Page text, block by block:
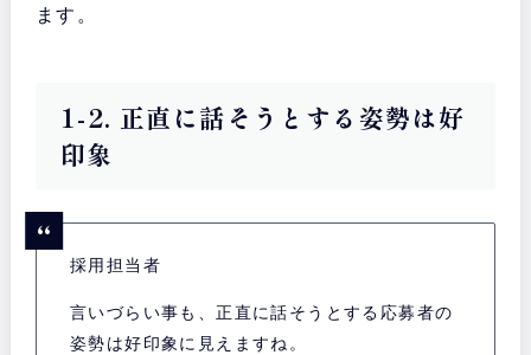
ます。
1-2. 正直に話そうとする姿勢は好
印象
採用担当者
言いづらい事も、正直に話そうとする応募者の
姿勢は好印象に見えますね。